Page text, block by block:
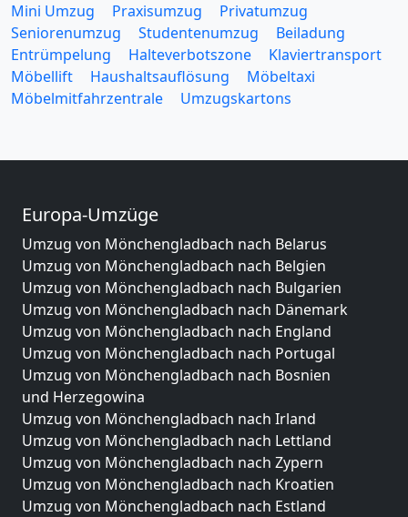
Mini Umzug
Praxisumzug
Privatumzug
Seniorenumzug
Studentenumzug
Beiladung
Entrümpelung
Halteverbotszone
Klaviertransport
Möbellift
Haushaltsauflösung
Möbeltaxi
Möbelmitfahrzentrale
Umzugskartons
Europa-Umzüge
Umzug von Mönchengladbach nach Belarus
Umzug von Mönchengladbach nach Belgien
Umzug von Mönchengladbach nach Bulgarien
Umzug von Mönchengladbach nach Dänemark
Umzug von Mönchengladbach nach England
Umzug von Mönchengladbach nach Portugal
Umzug von Mönchengladbach nach Bosnien
und Herzegowina
Umzug von Mönchengladbach nach Irland
Umzug von Mönchengladbach nach Lettland
Umzug von Mönchengladbach nach Zypern
Umzug von Mönchengladbach nach Kroatien
Umzug von Mönchengladbach nach Estland